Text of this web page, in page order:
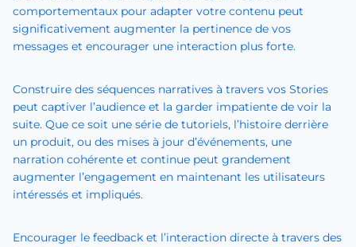
comportementaux pour adapter votre contenu peut
significativement augmenter la pertinence de vos
messages et encourager une interaction plus forte.
Construire des séquences narratives à travers vos Stories
peut captiver l’audience et la garder impatiente de voir la
suite. Que ce soit une série de tutoriels, l’histoire derrière
un produit, ou des mises à jour d’événements, une
narration cohérente et continue peut grandement
augmenter l’engagement en maintenant les utilisateurs
intéressés et impliqués.
Encourager le feedback et l’interaction directe à travers des